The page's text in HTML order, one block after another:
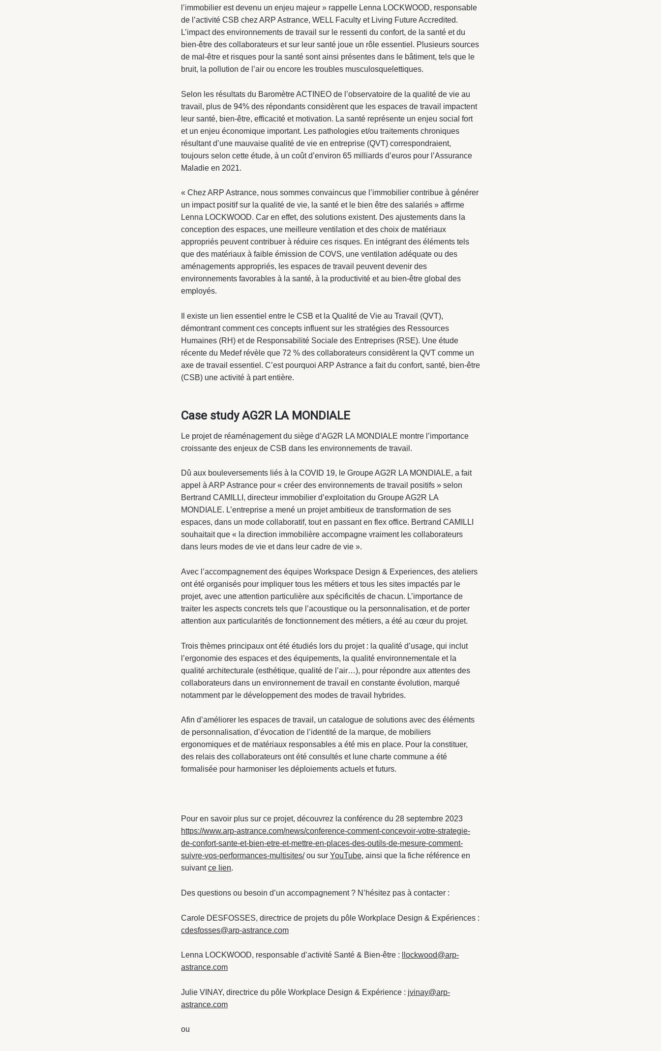
l’immobilier est devenu un enjeu majeur » rappelle Lenna LOCKWOOD, responsable
de l’activité CSB chez ARP Astrance, WELL Faculty et Living Future Accredited.
L’impact des environnements de travail sur le ressenti du confort, de la santé et du
bien-être des collaborateurs et sur leur santé joue un rôle essentiel. Plusieurs sources
de mal-être et risques pour la santé sont ainsi présentes dans le bâtiment, tels que le
bruit, la pollution de l’air ou encore les troubles musculosquelettiques.
Selon les résultats du Baromètre ACTINEO de l’observatoire de la qualité de vie au
travail, plus de 94% des répondants considèrent que les espaces de travail impactent
leur santé, bien-être, efficacité et motivation. La santé représente un enjeu social fort
et un enjeu économique important. Les pathologies et/ou traitements chroniques
résultant d’une mauvaise qualité de vie en entreprise (QVT) correspondraient,
toujours selon cette étude, à un coût d’environ 65 milliards d’euros pour l’Assurance
Maladie en 2021.
« Chez ARP Astrance, nous sommes convaincus que l’immobilier contribue à générer
un impact positif sur la qualité de vie, la santé et le bien être des salariés » affirme
Lenna LOCKWOOD. Car en effet, des solutions existent. Des ajustements dans la
conception des espaces, une meilleure ventilation et des choix de matériaux
appropriés peuvent contribuer à réduire ces risques. En intégrant des éléments tels
que des matériaux à faible émission de COVS, une ventilation adéquate ou des
aménagements appropriés, les espaces de travail peuvent devenir des
environnements favorables à la santé, à la productivité et au bien-être global des
employés.
Il existe un lien essentiel entre le CSB et la Qualité de Vie au Travail (QVT),
démontrant comment ces concepts influent sur les stratégies des Ressources
Humaines (RH) et de Responsabilité Sociale des Entreprises (RSE). Une étude
récente du Medef révèle que 72 % des collaborateurs considèrent la QVT comme un
axe de travail essentiel. C’est pourquoi ARP Astrance a fait du confort, santé, bien-être
(CSB) une activité à part entière.
Case study AG2R LA MONDIALE
Le projet de réaménagement du siège d’AG2R LA MONDIALE montre l’importance
croissante des enjeux de CSB dans les environnements de travail.
Dû aux bouleversements liés à la COVID 19, le Groupe AG2R LA MONDIALE, a fait
appel à ARP Astrance pour « créer des environnements de travail positifs » selon
Bertrand CAMILLI, directeur immobilier d’exploitation du Groupe AG2R LA
MONDIALE. L’entreprise a mené un projet ambitieux de transformation de ses
espaces, dans un mode collaboratif, tout en passant en flex office. Bertrand CAMILLI
souhaitait que « la direction immobilière accompagne vraiment les collaborateurs
dans leurs modes de vie et dans leur cadre de vie ».
Avec l’accompagnement des équipes Workspace Design & Experiences, des ateliers
ont été organisés pour impliquer tous les métiers et tous les sites impactés par le
projet, avec une attention particulière aux spécificités de chacun. L’importance de
traiter les aspects concrets tels que l’acoustique ou la personnalisation, et de porter
attention aux particularités de fonctionnement des métiers, a été au cœur du projet.
Trois thèmes principaux ont été étudiés lors du projet : la qualité d’usage, qui inclut
l’ergonomie des espaces et des équipements, la qualité environnementale et la
qualité architecturale (esthétique, qualité de l’air…), pour répondre aux attentes des
collaborateurs dans un environnement de travail en constante évolution, marqué
notamment par le développement des modes de travail hybrides.
Afin d’améliorer les espaces de travail, un catalogue de solutions avec des éléments
de personnalisation, d’évocation de l’identité de la marque, de mobiliers
ergonomiques et de matériaux responsables a été mis en place. Pour la constituer,
des relais des collaborateurs ont été consultés et lune charte commune a été
formalisée pour harmoniser les déploiements actuels et futurs.
Pour en savoir plus sur ce projet, découvrez la conférence du 28 septembre 2023
https://www.arp-astrance.com/news/conference-comment-concevoir-votre-strategie-
de-confort-sante-et-bien-etre-et-mettre-en-places-des-outils-de-mesure-comment-
suivre-vos-performances-multisites/ou sur YouTube, ainsi que la fiche référence en
suivantce lien.
Des questions ou besoin d’un accompagnement ? N’hésitez pas à contacter :
Carole DESFOSSES, directrice de projets du pôle Workplace Design & Expériences :
cdesfosses@arp-astrance.com
Lenna LOCKWOOD, responsable d’activité Santé & Bien-être :
llockwood@arp-
astrance.com
Julie VINAY, directrice du pôle Workplace Design & Expérience : jvinay@arp-
astrance.com
ou